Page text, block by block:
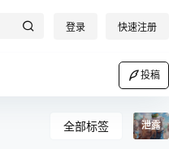
登录 快速注册
投稿
全部标签 泄露